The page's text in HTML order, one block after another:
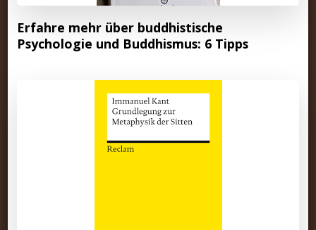
Erfahre mehr über buddhistische
Psychologie und Buddhismus: 6 Tipps